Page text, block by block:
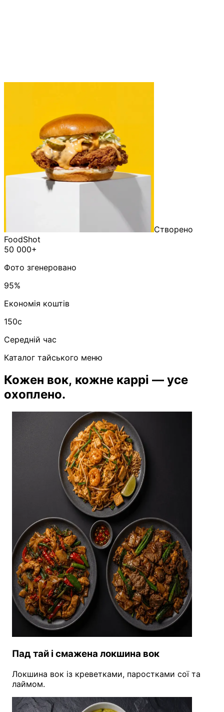
Створено
FoodShot
50 000+
Фото згенеровано
95%
Економія коштів
150с
Середній час
Каталог тайського меню
Кожен вок, кожне каррі — усе
охоплено.
Пад тай і смажена локшина вок
Локшина вок із креветками, паростками сої та
лаймом.